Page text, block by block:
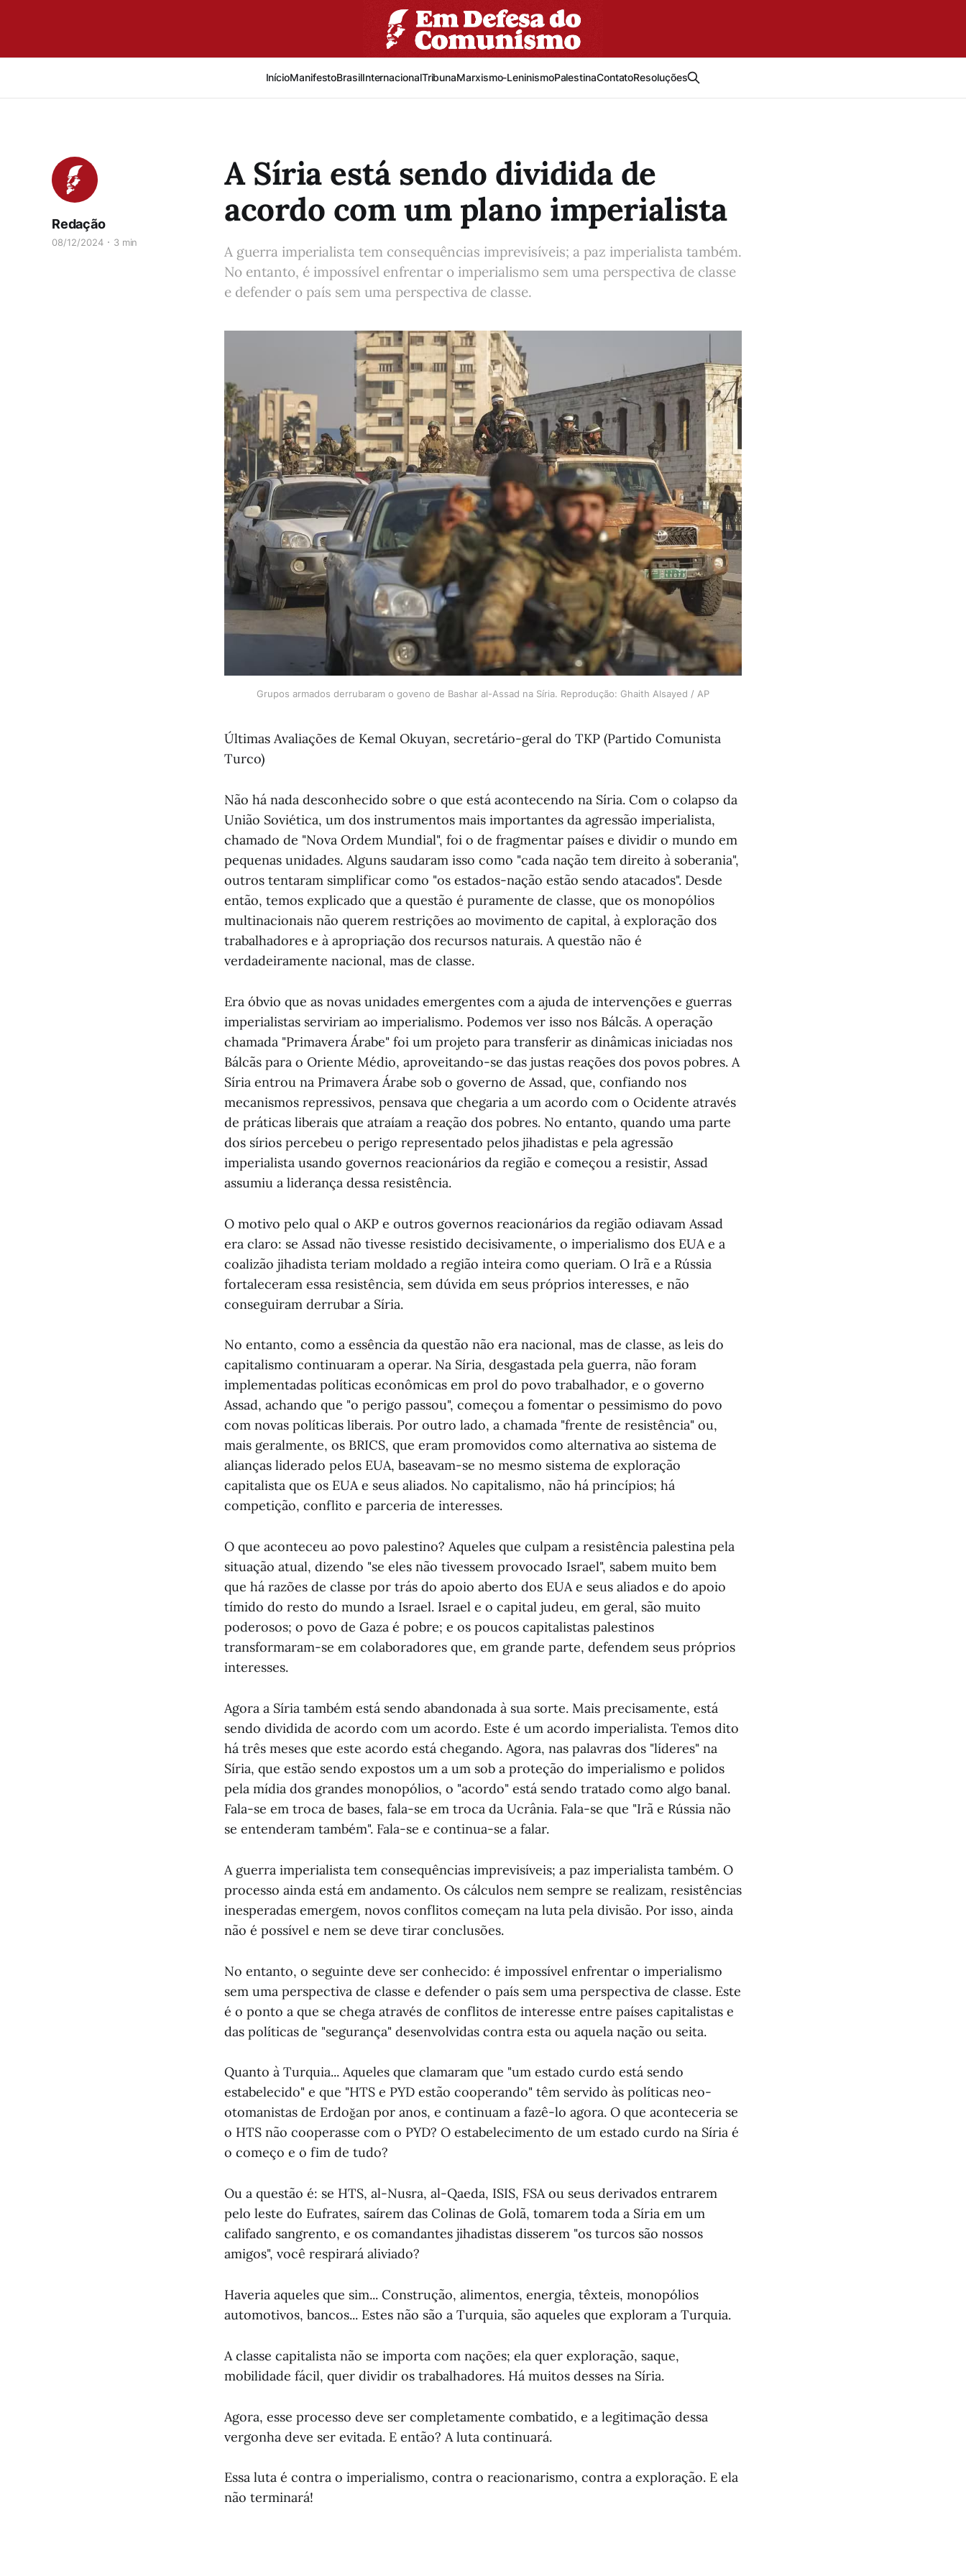
InícioManifestoBrasilInternacionalTribunaMarxismo-LeninismoPalestinaContatoResoluções
A Síria está sendo dividida de
acordo com um plano imperialista
Redação
08/12/2024 3 min
A guerra imperialista tem consequências imprevisíveis; a paz imperialista também.
No entanto, é impossível enfrentar o imperialismo sem uma perspectiva de classe
e defender o país sem uma perspectiva de classe.
Grupos armados derrubaram o goveno de Bashar al-Assad na Síria. Reprodução: Ghaith Alsayed / AP
Últimas Avaliações de Kemal Okuyan, secretário-geral do TKP (Partido Comunista
Turco)
Não há nada desconhecido sobre o que está acontecendo na Síria. Com o colapso da
União Soviética, um dos instrumentos mais importantes da agressão imperialista,
chamado de "Nova Ordem Mundial", foi o de fragmentar países e dividir o mundo em
pequenas unidades. Alguns saudaram isso como "cada nação tem direito à soberania",
outros tentaram simplificar como "os estados-nação estão sendo atacados". Desde
então, temos explicado que a questão é puramente de classe, que os monopólios
multinacionais não querem restrições ao movimento de capital, à exploração dos
trabalhadores e à apropriação dos recursos naturais. A questão não é
verdadeiramente nacional, mas de classe.
Era óbvio que as novas unidades emergentes com a ajuda de intervenções e guerras
imperialistas serviriam ao imperialismo. Podemos ver isso nos Bálcãs. A operação
chamada "Primavera Árabe" foi um projeto para transferir as dinâmicas iniciadas nos
Bálcãs para o Oriente Médio, aproveitando-se das justas reações dos povos pobres. A
Síria entrou na Primavera Árabe sob o governo de Assad, que, confiando nos
mecanismos repressivos, pensava que chegaria a um acordo com o Ocidente através
de práticas liberais que atraíam a reação dos pobres. No entanto, quando uma parte
dos sírios percebeu o perigo representado pelos jihadistas e pela agressão
imperialista usando governos reacionários da região e começou a resistir, Assad
assumiu a liderança dessa resistência.
O motivo pelo qual o AKP e outros governos reacionários da região odiavam Assad
era claro: se Assad não tivesse resistido decisivamente, o imperialismo dos EUA e a
coalizão jihadista teriam moldado a região inteira como queriam. O Irã e a Rússia
fortaleceram essa resistência, sem dúvida em seus próprios interesses, e não
conseguiram derrubar a Síria.
No entanto, como a essência da questão não era nacional, mas de classe, as leis do
capitalismo continuaram a operar. Na Síria, desgastada pela guerra, não foram
implementadas políticas econômicas em prol do povo trabalhador, e o governo
Assad, achando que "o perigo passou", começou a fomentar o pessimismo do povo
com novas políticas liberais. Por outro lado, a chamada "frente de resistência" ou,
mais geralmente, os BRICS, que eram promovidos como alternativa ao sistema de
alianças liderado pelos EUA, baseavam-se no mesmo sistema de exploração
capitalista que os EUA e seus aliados. No capitalismo, não há princípios; há
competição, conflito e parceria de interesses.
O que aconteceu ao povo palestino? Aqueles que culpam a resistência palestina pela
situação atual, dizendo "se eles não tivessem provocado Israel", sabem muito bem
que há razões de classe por trás do apoio aberto dos EUA e seus aliados e do apoio
tímido do resto do mundo a Israel. Israel e o capital judeu, em geral, são muito
poderosos; o povo de Gaza é pobre; e os poucos capitalistas palestinos
transformaram-se em colaboradores que, em grande parte, defendem seus próprios
interesses.
Agora a Síria também está sendo abandonada à sua sorte. Mais precisamente, está
sendo dividida de acordo com um acordo. Este é um acordo imperialista. Temos dito
há três meses que este acordo está chegando. Agora, nas palavras dos "líderes" na
Síria, que estão sendo expostos um a um sob a proteção do imperialismo e polidos
pela mídia dos grandes monopólios, o "acordo" está sendo tratado como algo banal.
Fala-se em troca de bases, fala-se em troca da Ucrânia. Fala-se que "Irã e Rússia não
se entenderam também". Fala-se e continua-se a falar.
A guerra imperialista tem consequências imprevisíveis; a paz imperialista também. O
processo ainda está em andamento. Os cálculos nem sempre se realizam, resistências
inesperadas emergem, novos conflitos começam na luta pela divisão. Por isso, ainda
não é possível e nem se deve tirar conclusões.
No entanto, o seguinte deve ser conhecido: é impossível enfrentar o imperialismo
sem uma perspectiva de classe e defender o país sem uma perspectiva de classe. Este
é o ponto a que se chega através de conflitos de interesse entre países capitalistas e
das políticas de "segurança" desenvolvidas contra esta ou aquela nação ou seita.
Quanto à Turquia... Aqueles que clamaram que "um estado curdo está sendo
estabelecido" e que "HTS e PYD estão cooperando" têm servido às políticas neo-
otomanistas de Erdoğan por anos, e continuam a fazê-lo agora. O que aconteceria se
o HTS não cooperasse com o PYD? O estabelecimento de um estado curdo na Síria é
o começo e o fim de tudo?
Ou a questão é: se HTS, al-Nusra, al-Qaeda, ISIS, FSA ou seus derivados entrarem
pelo leste do Eufrates, saírem das Colinas de Golã, tomarem toda a Síria em um
califado sangrento, e os comandantes jihadistas disserem "os turcos são nossos
amigos", você respirará aliviado?
Haveria aqueles que sim... Construção, alimentos, energia, têxteis, monopólios
automotivos, bancos... Estes não são a Turquia, são aqueles que exploram a Turquia.
A classe capitalista não se importa com nações; ela quer exploração, saque,
mobilidade fácil, quer dividir os trabalhadores. Há muitos desses na Síria.
Agora, esse processo deve ser completamente combatido, e a legitimação dessa
vergonha deve ser evitada. E então? A luta continuará.
Essa luta é contra o imperialismo, contra o reacionarismo, contra a exploração. E ela
não terminará!